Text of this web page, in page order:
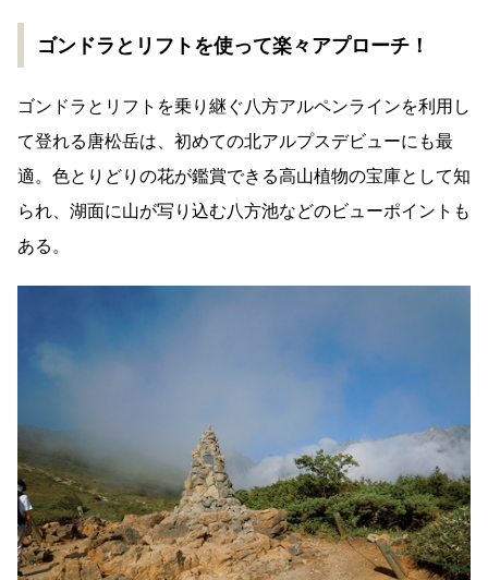
ゴンドラとリフトを使って楽々アプローチ！
ゴンドラとリフトを乗り継ぐ八方アルペンラインを利用し
て登れる唐松岳は、初めての北アルプスデビューにも最
適。色とりどりの花が鑑賞できる高山植物の宝庫として知
られ、湖面に山が写り込む八方池などのビューポイントも
ある。